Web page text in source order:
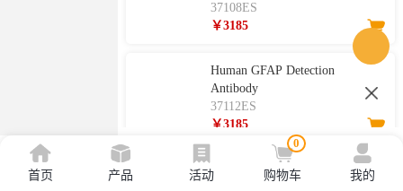
37108ES
￥3185
Human GFAP Detection
Antibody
37112ES
￥3185
Human EpCAM Detection
首页 产品 活动
0
购物车 我的